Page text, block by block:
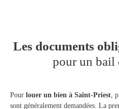
Les documents
pour un bail
Pour louer un bien à Saint-Priest ,
sont généralement demandées. La